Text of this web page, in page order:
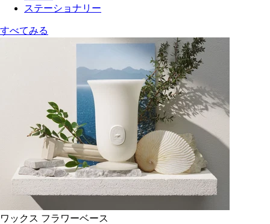
ステーショナリー
すべてみる
ワックス フラワーベース